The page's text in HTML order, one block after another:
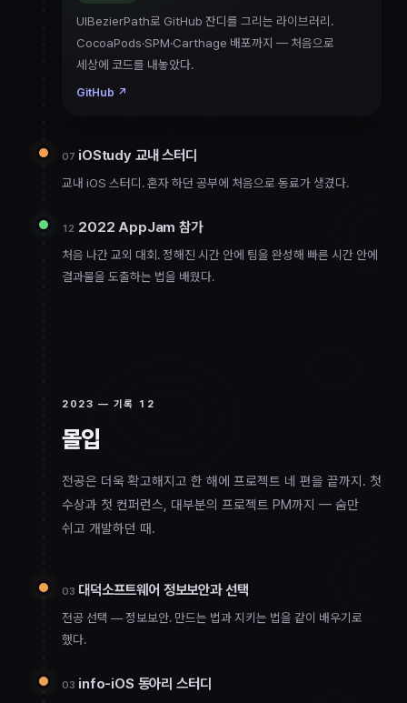
UIBezierPath로 GitHub 잔디를 그리는 라이브러리.
CocoaPods·SPM·Carthage 배포까지 — 처음으로
세상에 코드를 내놓았다.
GitHub ↗
07 iOStudy 교내 스터디
교내 iOS 스터디. 혼자 하던 공부에 처음으로 동료가 생겼다.
12 2022 AppJam 참가
처음 나간 교외 대회. 정해진 시간 안에 팀을 완성해 빠른 시간 안에
결과물을 도출하는 법을 배웠다.
2023
2023 — 기록 12
몰입
전공은 더욱 확고해지고 한 해에 프로젝트 네 편을 끝까지. 첫
수상과 첫 컨퍼런스, 대부분의 프로젝트 PM까지 — 숨만
쉬고 개발하던 때.
03 대덕소프트웨어 정보보안과 선택
전공 선택 — 정보보안. 만드는 법과 지키는 법을 같이 배우기로
했다.
03 info-iOS 동아리 스터디